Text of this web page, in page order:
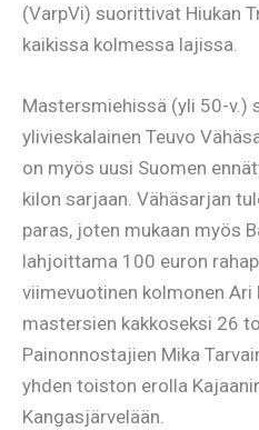
(VarpVi) suorittivat Hiukan
kaikissa kolmessa lajissa.
Mastersmiehissä (yli 50-v.)
ylivieskalainen Teuvo
on myös uusi Suomen
kilon sarjaan. Vähäsarjan
paras, joten mukaan myös
lahjoittama 100 euron
viimevuotinen kolmonen
mastersien kakkoseksi 26
Painonnostajien Mika
yhden toiston erolla
Kangasjärvelään.